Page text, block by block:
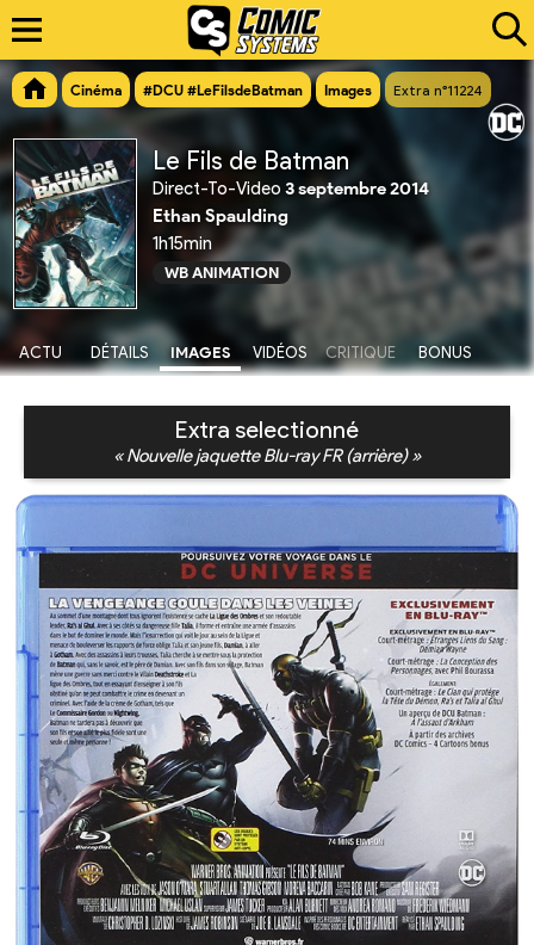
Cinéma #DCU #LeFilsdeBatman Images Extra n°11224
Le Fils de Batman
Direct-To-Video 3 septembre 2014
Ethan Spaulding
1h15min
WB ANIMATION
ACTU DÉTAILS IMAGES VIDÉOS CRITIQUE BONUS
Extra selectionné
« Nouvelle jaquette Blu-ray FR (arrière) »